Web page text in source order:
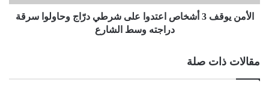
الأمن يوقف 3 أشخاص اعتدوا على شرطي درّاج وحاولوا سرقة
دراجته وسط الشارع
مقالات ذات صلة